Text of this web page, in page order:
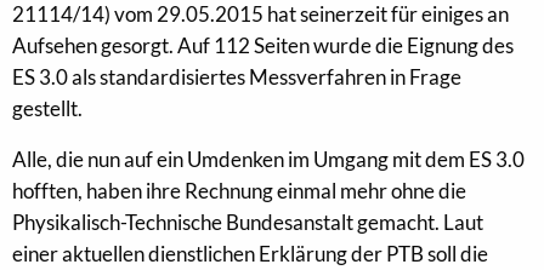
21114/14) vom 29.05.2015 hat seinerzeit für einiges an
Aufsehen gesorgt. Auf 112 Seiten wurde die Eignung des
ES 3.0 als standardisiertes Messverfahren in Frage
gestellt.
Alle, die nun auf ein Umdenken im Umgang mit dem ES 3.0
hofften, haben ihre Rechnung einmal mehr ohne die
Physikalisch-Technische Bundesanstalt gemacht. Laut
einer aktuellen dienstlichen Erklärung der PTB soll die